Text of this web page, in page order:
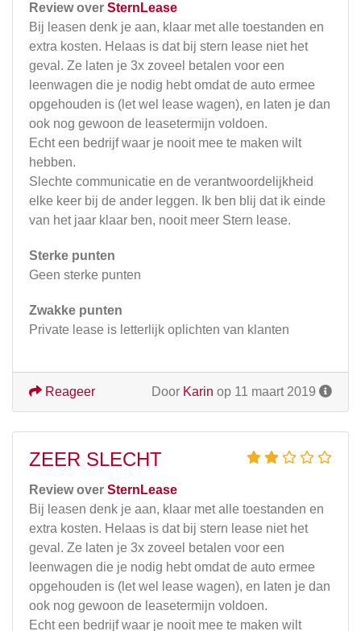
Review over SternLease
Bij leasen denk je aan, klaar met alle toestanden en
extra kosten. Helaas is dat bij stern lease niet het
geval. Ze laten je 3x zoveel betalen voor een
leenwagen die je nodig hebt omdat de auto ermee
opgehouden is (let wel lease wagen), en laten je dan
ook nog gewoon de leasetermijn voldoen.
Echt een bedrijf waar je nooit mee te maken wilt
hebben.
Slechte communicatie en de verantwoordelijkheid
elke keer bij de ander leggen. Ik ben blij dat ik einde
van het jaar klaar ben, nooit meer Stern lease.
Sterke punten
Geen sterke punten
Zwakke punten
Private lease is letterlijk oplichten van klanten
Door Karin op 11 maart 2019
Reageer
ZEER SLECHT
Review over SternLease
Bij leasen denk je aan, klaar met alle toestanden en
extra kosten. Helaas is dat bij stern lease niet het
geval. Ze laten je 3x zoveel betalen voor een
leenwagen die je nodig hebt omdat de auto ermee
opgehouden is (let wel lease wagen), en laten je dan
ook nog gewoon de leasetermijn voldoen.
Echt een bedrijf waar je nooit mee te maken wilt